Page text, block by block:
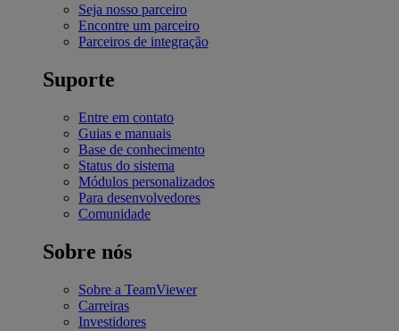
Seja nosso parceiro
Encontre um parceiro
Parceiros de integração
Suporte
Entre em contato
Guias e manuais
Base de conhecimento
Status do sistema
Módulos personalizados
Para desenvolvedores
Comunidade
Sobre nós
Sobre a TeamViewer
Carreiras
Investidores